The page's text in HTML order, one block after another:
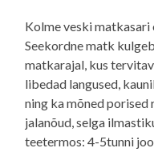
Kolme veski matkasari
Seekordne matk
matkarajal, kus
libedad langused,
ning ka mõned porised
jalanõud, selga
teetermos: 4-5tunni